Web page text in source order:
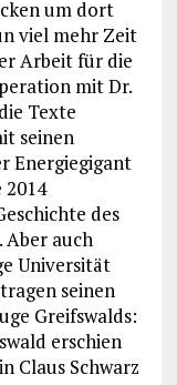
um dort
viel mehr Zeit
Arbeit für die
mit Dr.
Texte
seinen
Energiegigant
2014
des
auch
Universität
seinen
Greifswalds:
erschien
Claus Schwarz